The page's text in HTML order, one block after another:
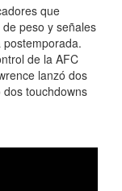
que
peso y señales
de la AFC
lanzó dos
touchdowns